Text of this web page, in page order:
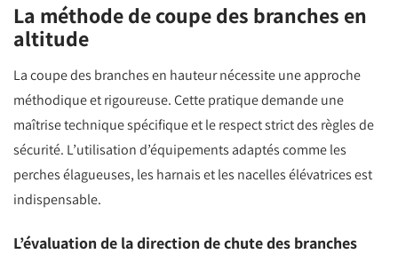
La méthode de coupe des branches en
altitude
La coupe des branches en hauteur nécessite une approche
méthodique et rigoureuse. Cette pratique demande une
maîtrise technique spécifique et le respect strict des règles de
sécurité. L’utilisation d’équipements adaptés comme les
perches élagueuses, les harnais et les nacelles élévatrices est
indispensable.
L’évaluation de la direction de chute des branches